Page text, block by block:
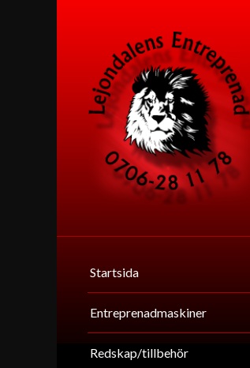
Startsida
Entreprenadmaskiner
Redskap/tillbehör